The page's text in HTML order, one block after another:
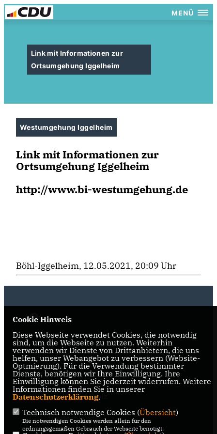
MENÜ
Link mit Informationen zur
Ortsumgehung Iggelheim
Westumgehung Iggelheim
Link mit Informationen zur
Ortsumgehung Iggelheim
http://www.bi-westumgehung.de
Böhl-Iggelheim, 12.05.2021, 20:09 Uhr
IMPRESSUM DATENSCHUTZ KONTAKT
CDU im Rhein-Pfalz-Kreis
CDU Rheinland-Pfalz
CDU Deutschlands
Cookie Hinweis
Diese Webseite verwendet Cookies, die notwendig
sind, um die Webseite zu nutzen. Weiterhin
verwenden wir Dienste von Drittanbietern, die uns
helfen, unser Webangebot zu verbessern (Website-
Optmierung). Für die Verwendung bestimmter
Dienste, benötigen wir Ihre Einwilligung. Ihre
Einwilligung können Sie jederzeit widerrufen. Weitere
Informationen finden Sie in unserer
Datenschutzerklärung.
Technisch notwendige Cookies (Übersicht)
Die notwendigen Cookies werden allein für den
ordnungsgemäßen Gebrauch der Webseite benötigt.